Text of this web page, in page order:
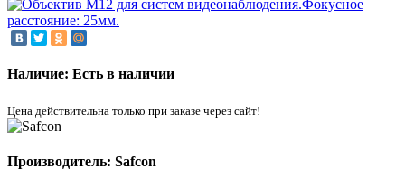
Наличие: Есть в наличии
Цена действительна только при заказе через сайт!
Производитель: Safcon